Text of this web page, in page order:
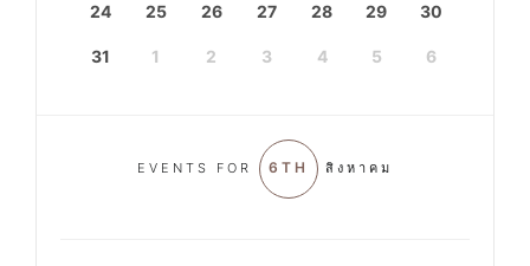
24 25 26 27 28 29 30
31 1 2 3 4 5 6
EVENTS FOR 6TH สิงหาคม